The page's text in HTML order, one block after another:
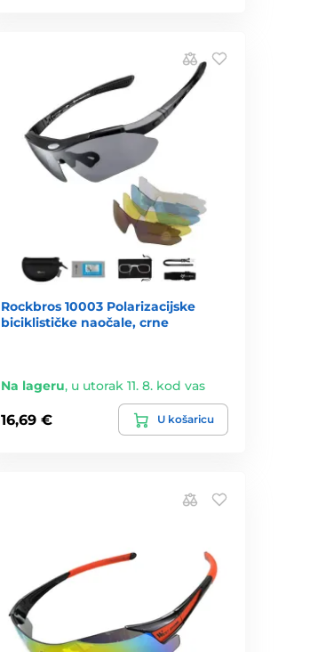
Rockbros 10003 Polarizacijske
biciklističke naočale, crne
Na lageru, u utorak 11. 8. kod vas
16,69 € U košaricu